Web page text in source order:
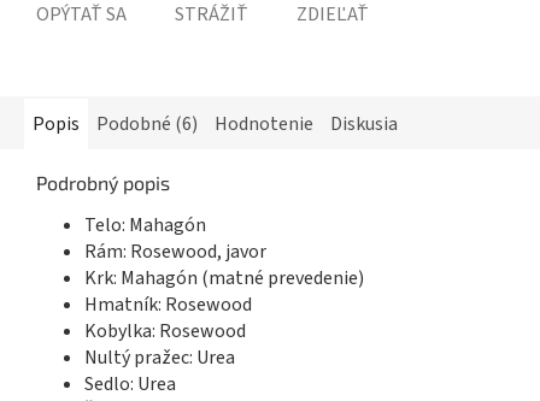
OPÝTAŤ SA STRÁŽIŤ ZDIEĽAŤ
Popis Podobné (6) Hodnotenie Diskusia
Podrobný popis
Telo: Mahagón
Rám: Rosewood, javor
Krk: Mahagón (matné prevedenie)
Hmatník: Rosewood
Kobylka: Rosewood
Nultý pražec: Urea
Sedlo: Urea